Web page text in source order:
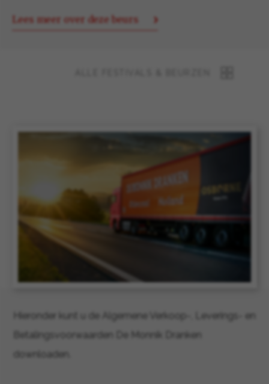
Lees meer over deze beurs
Hieronder kunt u de Algemene Verkoop-, Leverings- en
Betalingsvoorwaarden De Monnik Dranken
downloaden.